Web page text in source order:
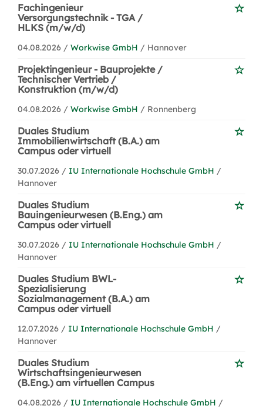
Fachingenieur
Versorgungstechnik - TGA /
HLKS (m/w/d)
04.08.2026 / Workwise GmbH / Hannover
Projektingenieur - Bauprojekte /
Technischer Vertrieb /
Konstruktion (m/w/d)
04.08.2026 / Workwise GmbH / Ronnenberg
Duales Studium
Immobilienwirtschaft (B.A.) am
Campus oder virtuell
30.07.2026 / IU Internationale Hochschule GmbH /
Hannover
Duales Studium
Bauingenieurwesen (B.Eng.) am
Campus oder virtuell
30.07.2026 / IU Internationale Hochschule GmbH /
Hannover
Duales Studium BWL-
Spezialisierung
Sozialmanagement (B.A.) am
Campus oder virtuell
12.07.2026 / IU Internationale Hochschule GmbH /
Hannover
Duales Studium
Wirtschaftsingenieurwesen
(B.Eng.) am virtuellen Campus
04.08.2026 / IU Internationale Hochschule GmbH /